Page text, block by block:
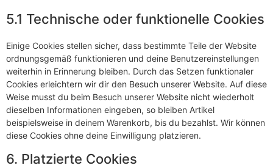
5.1 Technische oder funktionelle Cookies
Einige Cookies stellen sicher, dass bestimmte Teile der Website
ordnungsgemäß funktionieren und deine Benutzereinstellungen
weiterhin in Erinnerung bleiben. Durch das Setzen funktionaler
Cookies erleichtern wir dir den Besuch unserer Website. Auf diese
Weise musst du beim Besuch unserer Website nicht wiederholt
dieselben Informationen eingeben, so bleiben Artikel
beispielsweise in deinem Warenkorb, bis du bezahlst. Wir können
diese Cookies ohne deine Einwilligung platzieren.
6. Platzierte Cookies